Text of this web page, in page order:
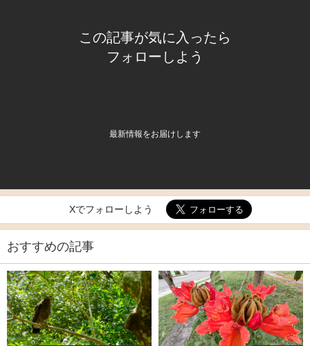
この記事が気に入ったら
フォローしよう
最新情報をお届けします
Xでフォローしよう
おすすめの記事